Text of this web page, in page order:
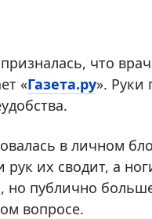
что
«Газета.ру». Руки
в личном
их сводит, а
публично
вопросе.